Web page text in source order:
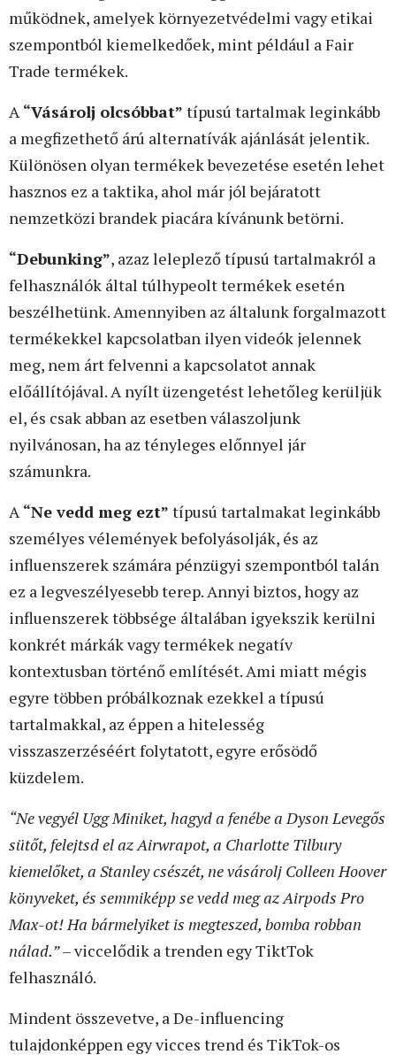
működnek, amelyek környezetvédelmi vagy etikai
szempontból kiemelkedőek, mint például a Fair
Trade termékek.
A“Vásárolj olcsóbbat” típusú tartalmak leginkább
a megfizethető árú alternatívák ajánlását jelentik.
Különösen olyan termékek bevezetése esetén lehet
hasznos ez a taktika, ahol már jól bejáratott
nemzetközi brandek piacára kívánunk betörni.
“Debunking”, azaz leleplező típusú tartalmakról a
felhasználók által túlhypeolt termékek esetén
beszélhetünk. Amennyiben az általunk forgalmazott
termékekkel kapcsolatban ilyen videók jelennek
meg, nem árt felvenni a kapcsolatot annak
előállítójával. A nyílt üzengetést lehetőleg kerüljük
el, és csak abban az esetben válaszoljunk
nyilvánosan, ha az tényleges előnnyel jár
számunkra.
A“Ne vedd meg ezt” típusú tartalmakat leginkább
személyes vélemények befolyásolják, és az
influenszerek számára pénzügyi szempontból talán
ez a legveszélyesebb terep. Annyi biztos, hogy az
influenszerek többsége általában igyekszik kerülni
konkrét márkák vagy termékek negatív
kontextusban történő említését. Ami miatt mégis
egyre többen próbálkoznak ezekkel a típusú
tartalmakkal, az éppen a hitelesség
visszaszerzéséért folytatott, egyre erősödő
küzdelem.
“Ne vegyél Ugg Miniket, hagyd a fenébe a Dyson Levegős
sütőt, felejtsd el az Airwrapot, a Charlotte Tilbury
kiemelőket, a Stanley csészét, ne vásárolj Colleen Hoover
könyveket, és semmiképp se vedd meg az Airpods Pro
Max-ot! Ha bármelyiket is megteszed, bomba robban
nálad.”– viccelődik a trenden egy TiktTok
felhasználó.
Mindent összevetve, a De-influencing
tulajdonképpen egy vicces trend és TikTok-os